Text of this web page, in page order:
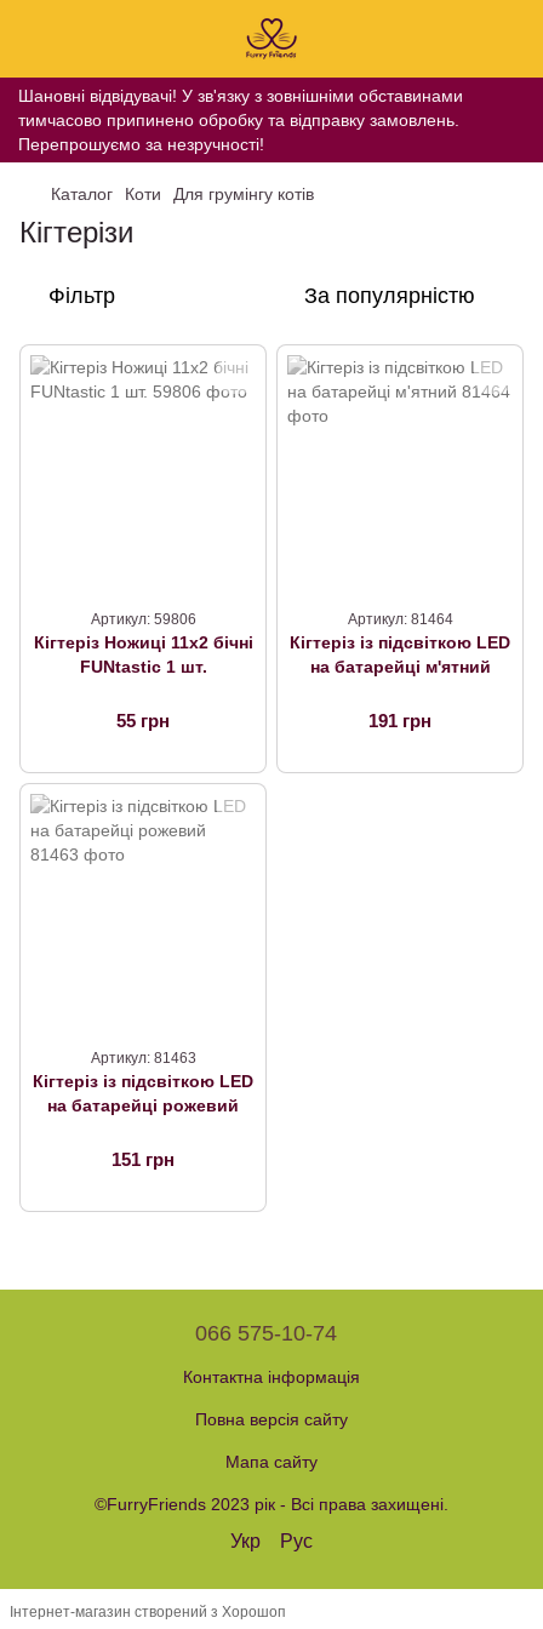
Шановні відвідувачі! У зв'язку з зовнішніми обставинами
тимчасово припинено обробку та відправку замовлень.
Перепрошуємо за незручності!
Каталог Коти Для грумінгу котів
Кігтерізи
Фільтр За популярністю
Артикул: 59806
Кігтеріз Ножиці 11х2 бічні
FUNtastic 1 шт.
55 грн
Артикул: 81464
Кігтеріз із підсвіткою LED
на батарейці м'ятний
191 грн
Артикул: 81463
Кігтеріз із підсвіткою LED
на батарейці рожевий
151 грн
066 575-10-74
Контактна інформація
Повна версія сайту
Мапа сайту
©FurryFriends 2023 рік - Всі права захищені.
Укр Рус
Інтернет-магазин створений з Хорошоп